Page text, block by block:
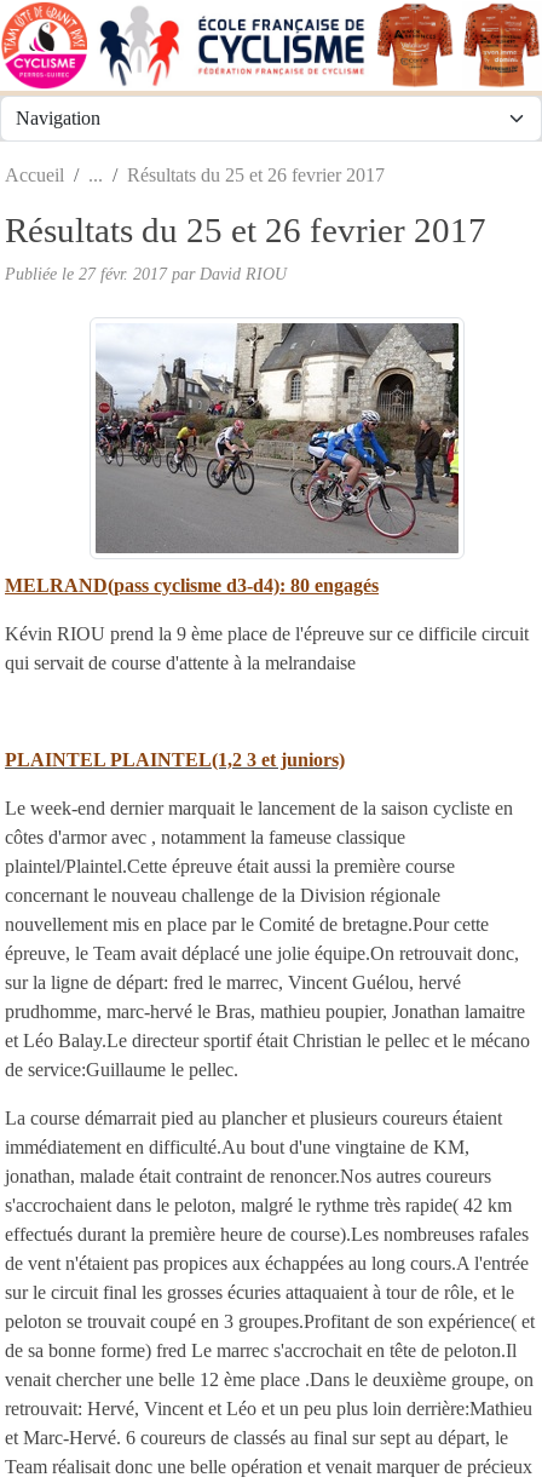
Accueil Résultats du 25 et 26 fevrier 2017
Résultats du 25 et 26 fevrier 2017
Publiée le 27 févr. 2017par David RIOU
MELRAND(pass cyclisme d3-d4): 80 engagés
Kévin RIOU prend la 9 ème place de l'épreuve sur ce difficile circuit
qui servait de course d'attente à la melrandaise
PLAINTEL PLAINTEL(1,2 3 et juniors)
Le week-end dernier marquait le lancement de la saison cycliste en
côtes d'armor avec , notamment la fameuse classique
plaintel/Plaintel.Cette épreuve était aussi la première course
concernant le nouveau challenge de la Division régionale
nouvellement mis en place par le Comité de bretagne.Pour cette
épreuve, le Team avait déplacé une jolie équipe.On retrouvait donc,
sur la ligne de départ: fred le marrec, Vincent Guélou, hervé
prudhomme, marc-hervé le Bras, mathieu poupier, Jonathan lamaitre
et Léo Balay.Le directeur sportif était Christian le pellec et le mécano
de service:Guillaume le pellec.
La course démarrait pied au plancher et plusieurs coureurs étaient
immédiatement en difficulté.Au bout d'une vingtaine de KM,
jonathan, malade était contraint de renoncer.Nos autres coureurs
s'accrochaient dans le peloton, malgré le rythme très rapide( 42 km
effectués durant la première heure de course).Les nombreuses rafales
de vent n'étaient pas propices aux échappées au long cours.A l'entrée
sur le circuit final les grosses écuries attaquaient à tour de rôle, et le
peloton se trouvait coupé en 3 groupes.Profitant de son expérience( et
de sa bonne forme) fred Le marrec s'accrochait en tête de peloton.Il
venait chercher une belle 12 ème place .Dans le deuxième groupe, on
retrouvait: Hervé, Vincent et Léo et un peu plus loin derrière:Mathieu
et Marc-Hervé. 6 coureurs de classés au final sur sept au départ, le
Team réalisait donc une belle opération et venait marquer de précieux
Panneau de gestion des cookies